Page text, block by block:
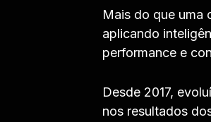
Mais do que uma
aplicando
performance e
Desde 2017,
nos resultados